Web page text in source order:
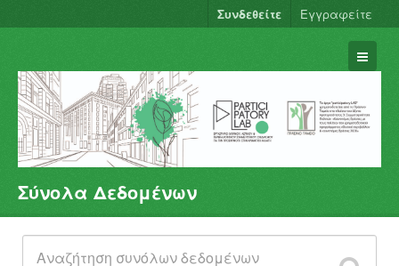
Συνδεθείτε Εγγραφείτε
Σύνολα Δεδομένων
Φορείς
Ομάδες
Σύνολα Δεδομένων